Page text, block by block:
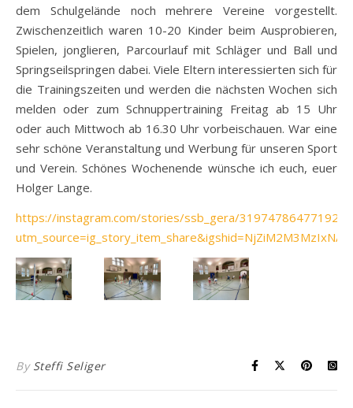
dem Schulgelände noch mehrere Vereine vorgestellt.
Zwischenzeitlich waren 10-20 Kinder beim Ausprobieren,
Spielen, jonglieren, Parcourlauf mit Schläger und Ball und
Springseilspringen dabei. Viele Eltern interessierten sich für
die Trainingszeiten und werden die nächsten Wochen sich
melden oder zum Schnuppertraining Freitag ab 15 Uhr
oder auch Mittwoch ab 16.30 Uhr vorbeischauen. War eine
sehr schöne Veranstaltung und Werbung für unseren Sport
und Verein. Schönes Wochenende wünsche ich euch, euer
Holger Lange.
https://instagram.com/stories/ssb_gera/
By Steffi Seliger